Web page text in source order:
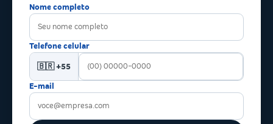
Nome completo
Telefone celular
🇧🇷 +55
E-mail